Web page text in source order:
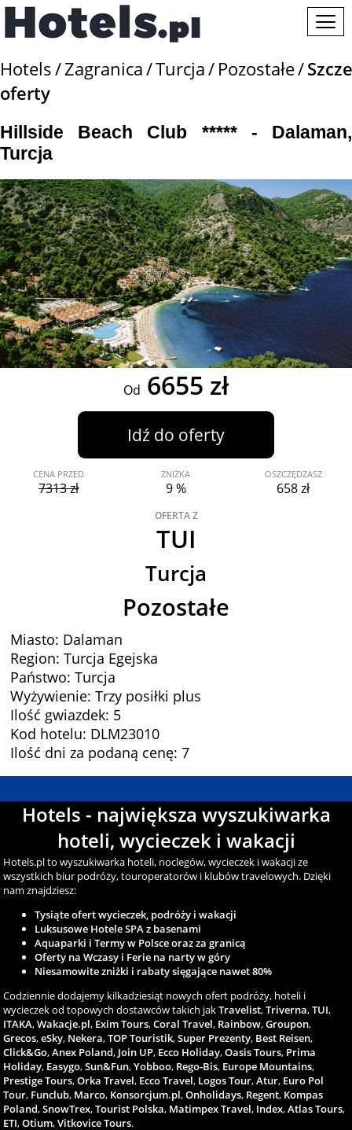
Hotels Zagranica Turcja Pozostałe
oferty
Hillside Beach Club ***** - Dalaman,
Turcja
Od 6655 zł
Idź do oferty
CENA PRZED
7313 zł
ZNIŻKA
9 %
OSZCZĘDZASZ
658 zł
OFERTA Z
TUI
Turcja
Pozostałe
Miasto: Dalaman
Region: Turcja Egejska
Państwo: Turcja
Wyżywienie: Trzy posiłki plus
Ilość gwiazdek: 5
Kod hotelu: DLM23010
Ilość dni za podaną cenę: 7
Hotels - największa wyszukiwarka
hoteli, wycieczek i wakacji
Hotels.pl to wyszukiwarka hoteli, noclegów, wycieczek i wakacji ze
wszystkich biur podróży, touroperatorów i klubów travelowych. Dzięki
nam znajdziesz:
Tysiąte ofert wycieczek, podróży i wakacji
Luksusowe Hotele SPA z basenami
Aquaparki i Termy w Polsce oraz za granicą
Oferty na Wczasy i Ferie na narty w góry
Niesamowite zniżki i rabaty sięgające nawet 80%
Codziennie dodajemy kilkadziesiąt nowych ofert podróży, hoteli i
wycieczek od topowych dostawców takich jakTravelist,Triverna,TUI,
ITAKA,Wakacje.pl, Exim Tours,Coral Travel, Rainbow,Groupon,
Grecos,eSky, Nekera,TOP Touristik,Super Prezenty, Best Reisen,
Click&Go,Anex Poland, Join UP, Ecco Holiday,Oasis Tours, Prima
Holiday, Easygo,Sun&Fun,Yobboo, Rego-Bis, Europe Mountains,
Prestige Tours,Orka Travel, Ecco Travel, Logos Tour,Atur, Euro Pol
Tour, Funclub, Marco, Konsorcjum.pl,Onholidays, Regent, Kompas
Poland,SnowTrex,Tourist Polska, Matimpex Travel, Index,Atlas Tours,
ETI,Otium,Vitkovice Tours.